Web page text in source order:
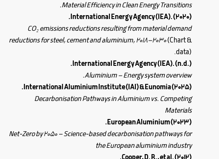
Material Efficiency in Clean Energy Transitions.
International Energy Agency (IEA). (2020).
CO₂ emissions reductions resulting from material demand
reductions for steel, cement and aluminium, 2018–2030(Chart &
data).
International Energy Agency (IEA). (n.d.).
Aluminium – Energy system overview.
International Aluminium Institute (IAI) & Eunomia (2025).
Decarbonisation Pathways in Aluminium vs. Competing
Materials
European Aluminium (2023).
Net-Zero by 2050 – Science-based decarbonisation pathways for
the European aluminium industry